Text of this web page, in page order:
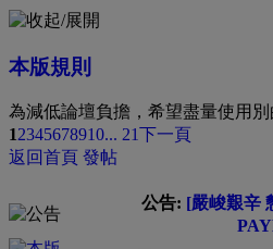
本版規則
為減低論壇負擔，希望盡量使用
12345678910... 21下一頁
返回首頁 發帖
公告: [嚴峻艱辛